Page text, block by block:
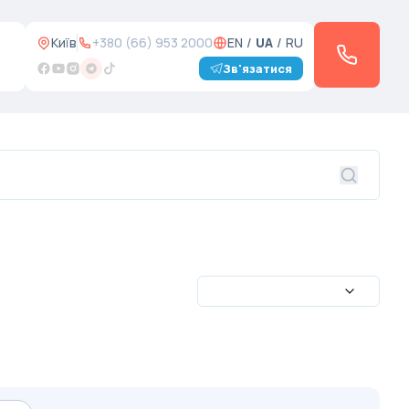
Київ +380 (66) 953 2000 EN / UA / RU
Зв'язатися